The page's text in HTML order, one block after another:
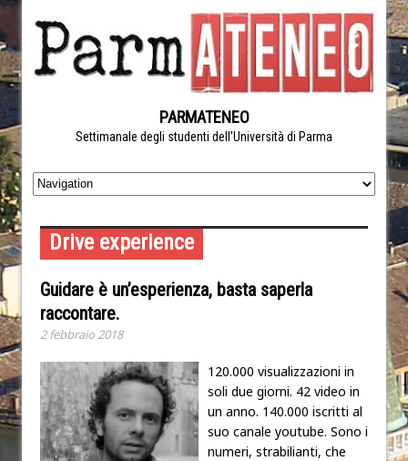
PARMATENEO
Settimanale degli studenti dell'Università di Parma
Drive experience
Guidare è un’esperienza, basta saperla
raccontare.
2 febbraio 2018
120.000 visualizzazioni in
soli due giorni. 42 video in
un anno. 140.000 iscritti al
suo canale youtube. Sono i
numeri, strabilianti, che